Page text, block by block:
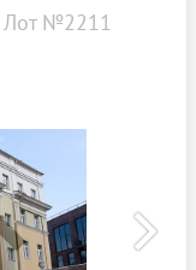
Лот №2211